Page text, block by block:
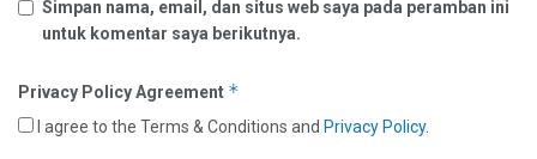
Simpan nama, email, dan situs web saya pada peramban ini
untuk komentar saya berikutnya.
Privacy Policy Agreement *
I agree to the Terms & Conditions and Privacy Policy.